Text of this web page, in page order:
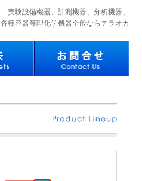
実験設備機器、計測機器、分析機器、
各種容器等理化学機器全般ならテラオカ